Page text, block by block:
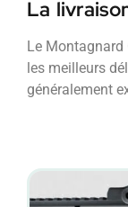
La
Le
les meilleurs
généralement